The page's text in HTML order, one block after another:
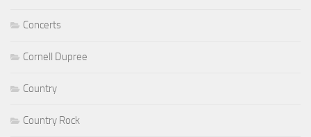
Concerts
Cornell Dupree
Country
Country Rock